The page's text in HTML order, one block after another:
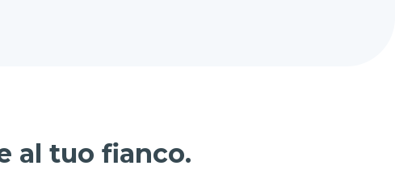
al tuo fianco.